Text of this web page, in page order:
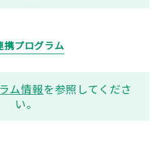
携プログラム
ム情報を参照してくださ
い。